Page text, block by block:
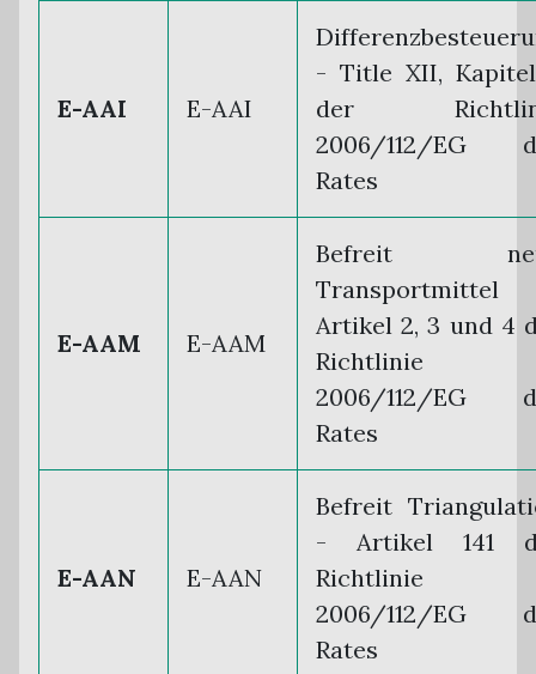
E-AAI E-AAI
- Title XII,
der
2006/112/EG
Rates
E-AAM E-AAM
Befreit
Artikel 2, 3 und 4
Richtlinie
2006/112/EG
Rates
E-AAN E-AAN
Befreit
- Artikel 141
Richtlinie
2006/112/EG
Rates